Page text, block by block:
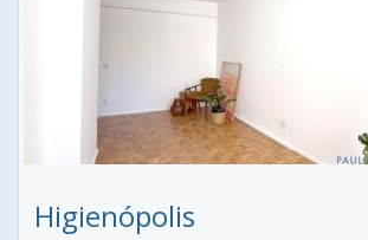
Higienópolis